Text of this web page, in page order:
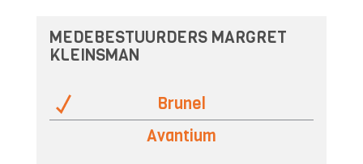
MEDEBESTUURDERS MARGRET
KLEINSMAN
Brunel
Avantium